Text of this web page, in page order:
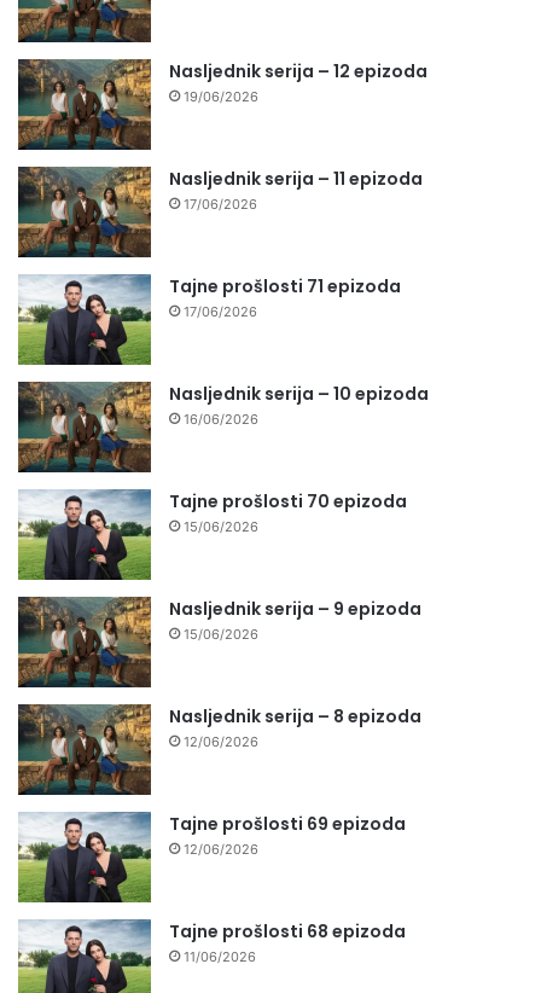
Nasljednik serija – 12 epizoda
19/06/2026
Nasljednik serija – 11 epizoda
17/06/2026
Tajne prošlosti 71 epizoda
17/06/2026
Nasljednik serija – 10 epizoda
16/06/2026
Tajne prošlosti 70 epizoda
15/06/2026
Nasljednik serija – 9 epizoda
15/06/2026
Nasljednik serija – 8 epizoda
12/06/2026
Tajne prošlosti 69 epizoda
12/06/2026
Tajne prošlosti 68 epizoda
11/06/2026